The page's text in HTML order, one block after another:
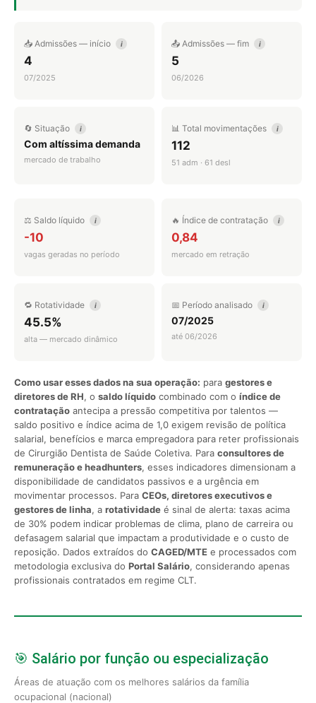
📥 Admissões — início i
4
07/2025
📤 Admissões — fim i
5
06/2026
🔄 Situação i
Com altíssima demanda
mercado de trabalho
📊 Total movimentações i
112
51 adm · 61 desl
⚖️ Saldo líquido i
-10
vagas geradas no período
🔥 Índice de contratação i
0,84
mercado em retração
🔁 Rotatividade i
45.5%
alta — mercado dinâmico
📅 Período analisado i
07/2025
até 06/2026
Como usar esses dados na sua operação: para gestores e
diretores de RH, o saldo líquido combinado com o índice de
contratação antecipa a pressão competitiva por talentos —
saldo positivo e índice acima de 1,0 exigem revisão de política
salarial, benefícios e marca empregadora para reter profissionais
de Cirurgião Dentista de Saúde Coletiva. Para consultores de
remuneração e headhunters, esses indicadores dimensionam a
disponibilidade de candidatos passivos e a urgência em
movimentar processos. Para CEOs, diretores executivos e
gestores de linha, a rotatividade é sinal de alerta: taxas acima
de 30% podem indicar problemas de clima, plano de carreira ou
defasagem salarial que impactam a produtividade e o custo de
reposição. Dados extraídos do CAGED/MTE e processados com
metodologia exclusiva do Portal Salário, considerando apenas
profissionais contratados em regime CLT.
🎯 Salário por função ou especialização
Áreas de atuação com os melhores salários da família
ocupacional (nacional)